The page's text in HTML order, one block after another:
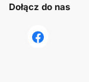
Dołącz do nas